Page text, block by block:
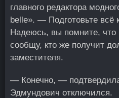
главного редактора
belle». — Подготовьте всё
Надеюсь, вы помните, что
сообщу, кто же получит
заместителя.
— Конечно, —
Эдмундович отключился.